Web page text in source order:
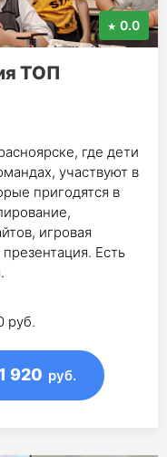
0.0
ТОП
где дети
участвуют в
пригодятся в
игровая
Есть
руб.
920 руб.